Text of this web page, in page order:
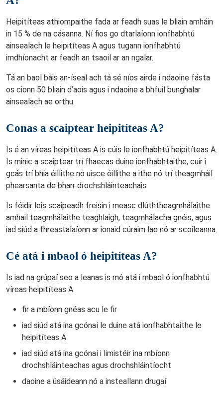
Heipitíteas athiompaithe fada ar feadh suas le bliain amháin
in 15 % de na cásanna. Ní fios go dtarlaíonn ionfhabhtú
ainsealach le heipitíteas A agus tugann ionfhabhtú
imdhíonacht ar feadh an tsaoil ar an ngalar.
Tá an baol báis an-íseal ach tá sé níos airde i ndaoine fásta
os cionn 50 bliain d’aois agus i ndaoine a bhfuil bunghalar
ainsealach ae orthu.
Conas a scaiptear heipitíteas A?
Is é an víreas heipitíteas A is cúis le ionfhabhtú heipitíteas A.
Is minic a scaiptear trí fhaecas duine ionfhabhtaithe, cuir i
gcás trí bhia éillithe nó uisce éillithe a ithe nó trí theagmháil
phearsanta de bharr drochshláinteachais.
Is féidir leis scaipeadh freisin i measc dlúththeagmhálaithe
amhail teagmhálaithe teaghlaigh, teagmhálacha gnéis, agus
iad siúd a fhreastalaíonn ar ionaid cúraim lae nó ar scoileanna.
Cé atá i mbaol ó heipitíteas A?
Is iad na grúpaí seo a leanas is mó atá i mbaol ó ionfhabhtú
víreas heipitíteas A:
fir a mbíonn gnéas acu le fir
iad siúd atá ina gcónaí le duine atá ionfhabhtaithe le
heipitíteas A
iad siúd atá ina gcónaí i limistéir ina mbíonn
drochshláinteachas agus drochshláintíocht
daoine a úsáideann nó a insteallann drugaí